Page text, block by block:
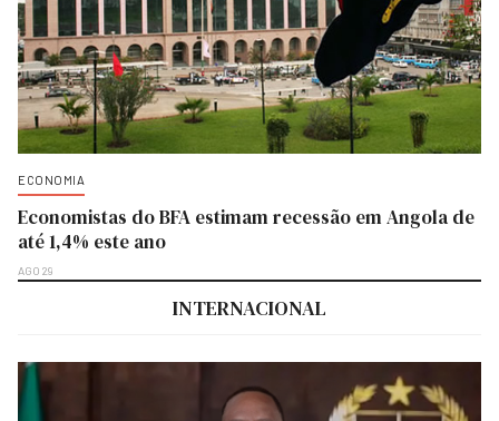
ECONOMIA
Economistas do BFA estimam recessão em Angola de
até 1,4% este ano
AGO 29
INTERNACIONAL